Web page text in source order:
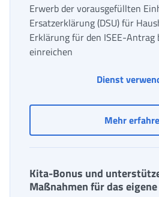
Erwerb der vorausgefüllten
Ersatzerklärung (DSU) für
Erklärung für den ISEE-Antrag
einreichen
Dienst
Mehr
Kita-Bonus und
Maßnahmen für das